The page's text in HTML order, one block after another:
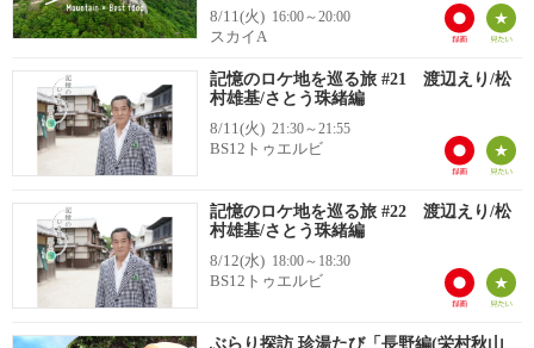
8/11(火) 16:00～20:00
スカイA
記憶のロケ地を巡る旅 #21 渡辺えり/松
村雄基/さとう珠緒編
8/11(火) 21:30～21:55
BS12トゥエルビ
記憶のロケ地を巡る旅 #22 渡辺えり/松
村雄基/さとう珠緒編
8/12(水) 18:00～18:30
BS12トゥエルビ
ぶらり探訪 珍湯たび「長野編(栄村秋山